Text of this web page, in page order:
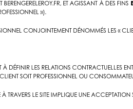
BERENGERELEROY.FR, ET AGISSANT À DES FINS
»).
CONJOINTEMENT DÉNOMMÉS LES «
À DÉFINIR LES RELATIONS CONTRACTUELLES
SOIT PROFESSIONNEL OU
LE SITE IMPLIQUE UNE ACCEPTATION